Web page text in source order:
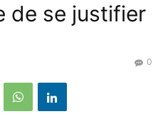
de se justifier
0